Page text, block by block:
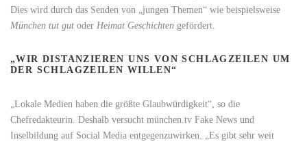
Dies wird durch das Senden von „jungen Themen“ wie beispielsweise
München tut gut oder Heimat Geschichten gefördert.
„WIR DISTANZIEREN UNS VON SCHLAGZEILEN UM
DER SCHLAGZEILEN WILLEN“
„Lokale Medien haben die größte Glaubwürdigkeit“, so die
Chefredakteurin. Deshalb versucht münchen.tv Fake News und
Inselbildung auf Social Media entgegenzuwirken. „Es gibt sehr weit